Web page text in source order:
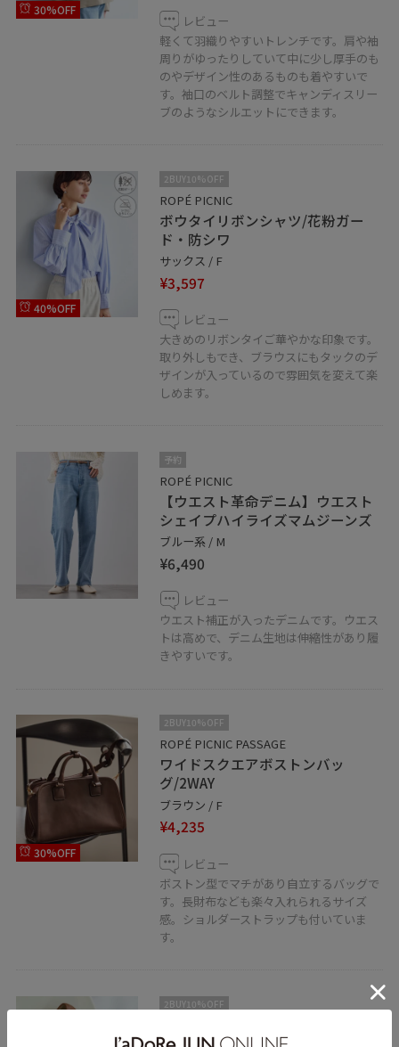
30%OFF
レビュー
軽くて羽織りやすいトレンチです。肩や袖
周りがゆったりしていて中に少し厚手のも
のやデザイン性のあるものも着やすいで
す。袖口のベルト調整でキャンディスリー
ブのようなシルエットにできます。
40%OFF
2BUY10%OFF
ROPÉ PICNIC
ボウタイリボンシャツ/花粉ガー
ド・防シワ
サックス / F
¥3,597
レビュー
大きめのリボンタイご華やかな印象です。
取り外しもでき、ブラウスにもタックのデ
ザインが入っているので雰囲気を変えて楽
しめます。
予約
ROPÉ PICNIC
【ウエスト革命デニム】ウエスト
シェイプハイライズマムジーンズ
ブルー系 / M
¥6,490
レビュー
ウエスト補正が入ったデニムです。ウエス
トは高めで、デニム生地は伸縮性があり履
きやすいです。
30%OFF
2BUY10%OFF
ROPÉ PICNIC PASSAGE
ワイドスクエアボストンバッ
グ/2WAY
ブラウン / F
¥4,235
レビュー
ボストン型でマチがあり自立するバッグで
す。長財布なども楽々入れられるサイズ
感。ショルダーストラップも付いていま
す。
2BUY10%OFF